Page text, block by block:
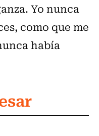
Yo nunca
como que me
había